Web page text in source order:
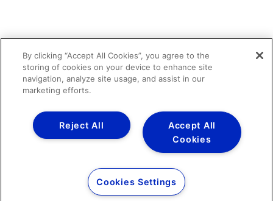
By clicking “Accept All Cookies”, you agree to the
storing of cookies on your device to enhance site
navigation, analyze site usage, and assist in our
marketing efforts.
Accept All
Cookies
Reject All
Cookies Settings